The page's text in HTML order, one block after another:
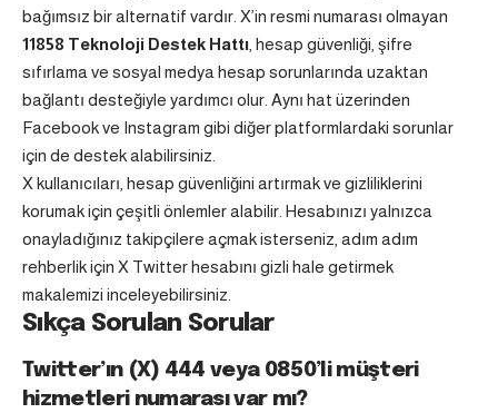
bağımsız bir alternatif vardır. X’in resmi numarası olmayan
11858 Teknoloji Destek Hattı , hesap güvenliği, şifre
sıfırlama ve sosyal medya hesap sorunlarında uzaktan
bağlantı desteğiyle yardımcı olur. Aynı hat üzerinden
Facebook ve Instagram gibi diğer platformlardaki sorunlar
için de destek alabilirsiniz.
X kullanıcıları, hesap güvenliğini artırmak ve gizliliklerini
korumak için çeşitli önlemler alabilir. Hesabınızı yalnızca
onayladığınız takipçilere açmak isterseniz, adım adım
rehberlik için X Twitter hesabını gizli hale getirmek
makalemizi inceleyebilirsiniz.
Sıkça Sorulan Sorular
Twitter’ın (X) 444 veya 0850’li müşteri
hizmetleri numarası var mı?